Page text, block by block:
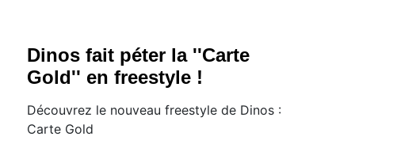
Dinos fait péter la ''Carte
Gold'' en freestyle !
Découvrez le nouveau freestyle de Dinos :
Carte Gold